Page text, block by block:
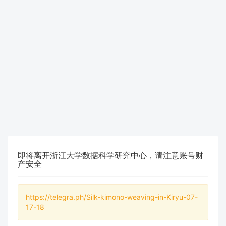
即将离开浙江大学数据科学研究中心，请注意账号财
产安全
https://telegra.ph/Silk-kimono-weaving-in-Kiryu-07-
17-18